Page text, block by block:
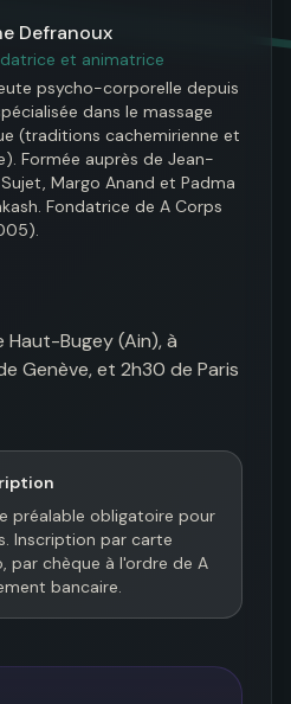
Defranoux
et animatrice
psycho-corporelle depuis
dans le massage
(traditions cachemirienne et
Formée auprès de Jean-
Margo Anand et Padma
Fondatrice de A Corps
Haut-Bugey (Ain), à
Genève, et 2h30 de Paris
préalable obligatoire pour
Inscription par carte
par chèque à l'ordre de A
bancaire.